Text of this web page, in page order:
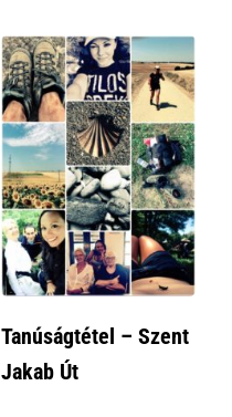
Tanúságtétel – Szent
Jakab Út